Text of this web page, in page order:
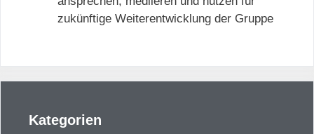
zukünftige Weiterentwicklung der Gruppe
Kategorien